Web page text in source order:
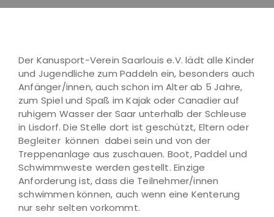
Der Kanusport-Verein Saarlouis e.V. lädt alle Kinder
und Jugendliche zum Paddeln ein, besonders auch
Anfänger/innen, auch schon im Alter ab 5 Jahre,
zum Spiel und Spaß im Kajak oder Canadier auf
ruhigem Wasser der Saar unterhalb der Schleuse
in Lisdorf. Die Stelle dort ist geschützt, Eltern oder
Begleiter können dabei sein und von der
Treppenanlage aus zuschauen. Boot, Paddel und
Schwimmweste werden gestellt. Einzige
Anforderung ist, dass die Teilnehmer/innen
schwimmen können, auch wenn eine Kenterung
nur sehr selten vorkommt.